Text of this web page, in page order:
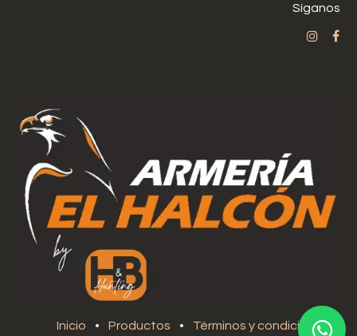
Síganos
Inicio • Productos • Términos y condiciones •